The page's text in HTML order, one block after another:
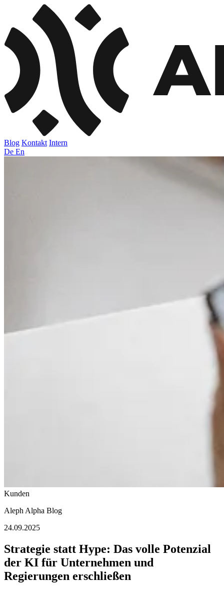
Blog Kontakt Intern
De En
Kunden
Aleph Alpha Blog
24.09.2025
Strategie statt Hype: Das volle Potenzial
der KI für Unternehmen und
Regierungen erschließen